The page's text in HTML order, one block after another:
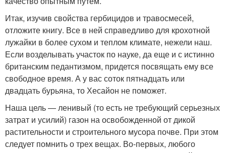
Итак, изучив свойства гербицидов и травосмесей,
отложите книгу. Все в ней справедливо для крохотной
лужайки в более сухом и теплом климате, нежели наш.
Если возделывать участок по науке, да еще и с истинно
британским педантизмом, придется посвящать ему все
свободное время. А у вас соток пятнадцать или
двадцать бурьяна, то Хесайон не поможет.
Наша цель — ленивый (то есть не требующий серьезных
затрат и усилий) газон на освобожденной от дикой
растительности и строительного мусора почве. При этом
следует помнить о трех вещах. Во-первых, любого